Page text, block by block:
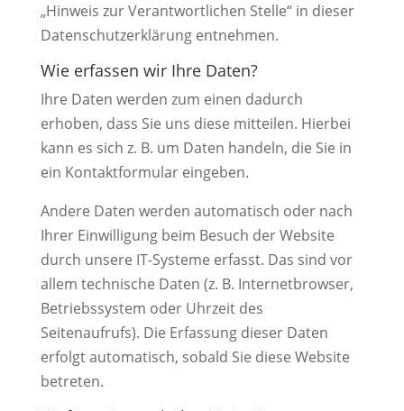
„Hinweis zur Verantwortlichen Stelle“ in dieser
Datenschutzerklärung entnehmen.
Wie erfassen wir Ihre Daten?
Ihre Daten werden zum einen dadurch
erhoben, dass Sie uns diese mitteilen. Hierbei
kann es sich z. B. um Daten handeln, die Sie in
ein Kontaktformular eingeben.
Andere Daten werden automatisch oder nach
Ihrer Einwilligung beim Besuch der Website
durch unsere IT-Systeme erfasst. Das sind vor
allem technische Daten (z. B. Internetbrowser,
Betriebssystem oder Uhrzeit des
Seitenaufrufs). Die Erfassung dieser Daten
erfolgt automatisch, sobald Sie diese Website
betreten.